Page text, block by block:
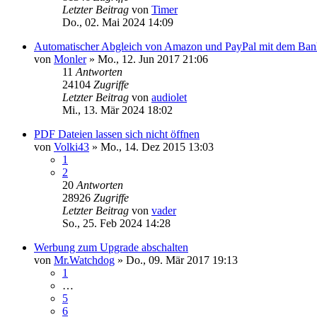
Letzter Beitrag von Timer
Do., 02. Mai 2024 14:09
Automatischer Abgleich von Amazon und PayPal mit dem
von Monler» Mo., 12. Jun 2017 21:06
11 Antworten
24104 Zugriffe
Letzter Beitrag von audiolet
Mi., 13. Mär 2024 18:02
PDF Dateien lassen sich nicht öffnen
von Volki43 » Mo., 14. Dez 2015 13:03
1
2
20 Antworten
28926 Zugriffe
Letzter Beitrag von vader
So., 25. Feb 2024 14:28
Werbung zum Upgrade abschalten
von Mr.Watchdog » Do., 09. Mär 2017 19:13
1
…
5
6